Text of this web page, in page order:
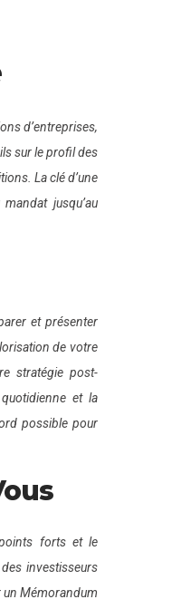
d’entreprises,
sur le profil des
La clé d’une
jusqu’au
et présenter
de votre
stratégie post-
et la
possible pour
forts et le
investisseurs
un Mémorandum